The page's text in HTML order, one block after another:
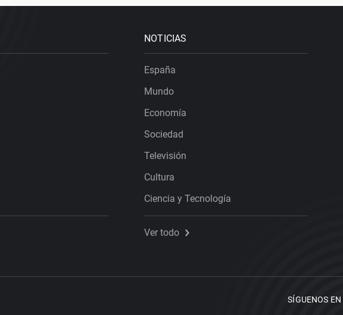
NOTICIAS
España
Mundo
Economía
Sociedad
Televisión
Cultura
Ciencia y Tecnología
Ver todo
SÍGUENOS EN